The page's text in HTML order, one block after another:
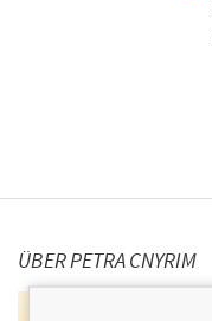
ÜBER PETRA CNYRIM